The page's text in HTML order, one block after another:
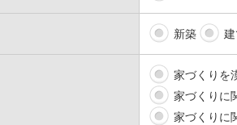
新築
家づくりを
家づくりに
家づくりに